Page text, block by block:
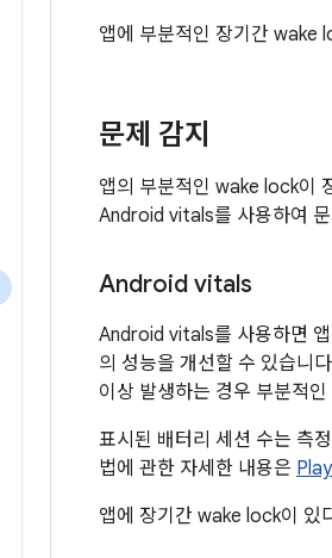
앱에 부분적인 장기간 wake
문제 감지
앱의 부분적인 wake lock이
Android vitals를 사용하여
Android vitals
Android vitals를 사용하면
의 성능을 개선할 수 있습니
이상 발생하는 경우 부분적
표시된 배터리 세션 수는 측
법에 관한 자세한 내용은
앱에 장기간 wake lock이 있